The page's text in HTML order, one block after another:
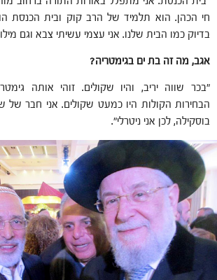
חי הכהן. הוא תלמיד של הרב קוק ובית הכנסת
בדיוק כמו הבית שלנו. אני עצמי עשיתי צבא וגם
אגב, מה זה בת ים בגימטריה?
"בכר שווה יריב, והיו שקולים. זוהי אותה
הבחירות הקולות היו כמעט שקולים. אני חבר של
בוסקילה, לכן אני ניטרלי".